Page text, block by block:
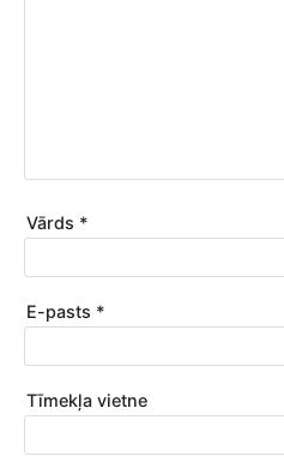
Vārds *
E-pasts *
Tīmekļa vietne